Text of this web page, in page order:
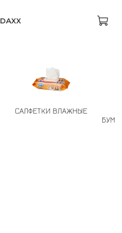
DAXX
САЛФЕТКИ ВЛАЖНЫЕ